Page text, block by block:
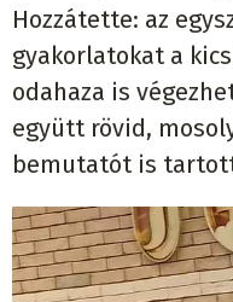
Hozzátette: az
gyakorlatokat a
odahaza is
együtt rövid,
bemutatót is